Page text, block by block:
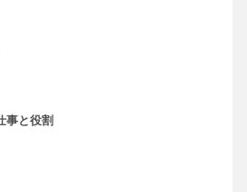
事と役割